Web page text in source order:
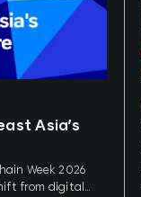
Asia’s
Week 2026
from digital